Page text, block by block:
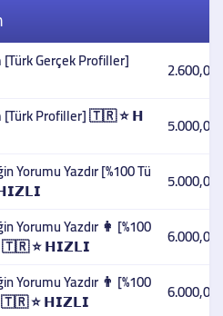
Gerçek Profiller] 2.600,00
[Türk Profiller] 🇹🇷 ⭐ 𝗛 5.000,00
Yorumu Yazdır [%100 Tü 5.000,00
Yorumu Yazdır 👩 [%100
🇹🇷 ⭐ 𝗛𝗜𝗭𝗟𝗜 6.000,00
Yorumu Yazdır 👨 [%100
🇹🇷 ⭐ 𝗛𝗜𝗭𝗟𝗜 6.000,00